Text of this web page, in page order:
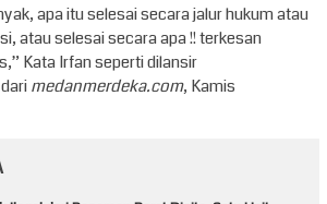
apa itu selesai secara jalur hukum atau
atau selesai secara apa !! terkesan
Kata Irfan seperti dilansir
darimedanmerdeka.com, Kamis